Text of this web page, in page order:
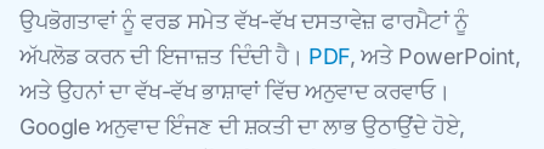
ਉਪਭੋਗਤਾਵਾਂ ਨੂੰ ਵਰਡ ਸਮੇਤ ਵੱਖ-ਵੱਖ ਦਸਤਾਵੇਜ਼ ਫਾਰਮੈਟਾਂ ਨੂੰ
ਅੱਪਲੋਡ ਕਰਨ ਦੀ ਇਜਾਜ਼ਤ ਦਿੰਦੀ ਹੈ। PDF, ਅਤੇ PowerPoint,
ਅਤੇ ਉਹਨਾਂ ਦਾ ਵੱਖ-ਵੱਖ ਭਾਸ਼ਾਵਾਂ ਵਿੱਚ ਅਨੁਵਾਦ ਕਰਵਾਓ।
Google ਅਨੁਵਾਦ ਇੰਜਣ ਦੀ ਸ਼ਕਤੀ ਦਾ ਲਾਭ ਉਠਾਉਂਦੇ ਹੋਏ,